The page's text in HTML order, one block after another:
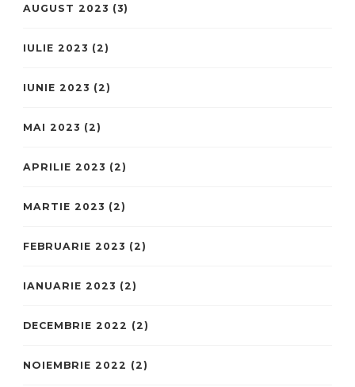
AUGUST 2023 (3)
IULIE 2023 (2)
IUNIE 2023 (2)
MAI 2023 (2)
APRILIE 2023 (2)
MARTIE 2023 (2)
FEBRUARIE 2023 (2)
IANUARIE 2023 (2)
DECEMBRIE 2022 (2)
NOIEMBRIE 2022 (2)